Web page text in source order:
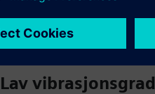
Lav vibrasjonsgrad